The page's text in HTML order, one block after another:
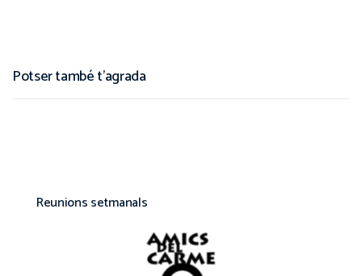
Potser també t'agrada
Reunions setmanals